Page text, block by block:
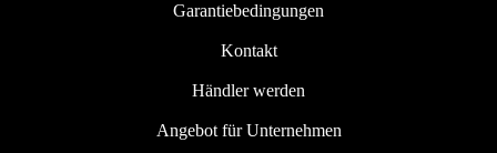
Garantiebedingungen
Kontakt
Händler werden
Angebot für Unternehmen